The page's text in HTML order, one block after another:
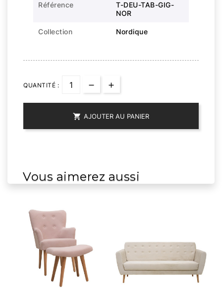
Référence
T-DEU-TAB-GIG-
NOR
Collection Nordique
QUANTITÉ :
 AJOUTER AU PANIER
Vous aimerez aussi